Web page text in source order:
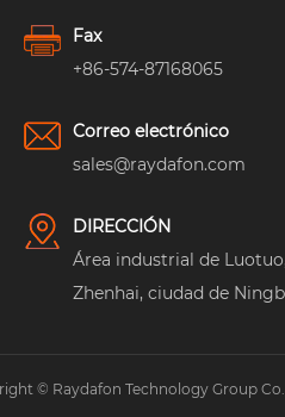
Fax
+86-574-87168065
Correo electrónico
sales@raydafon.com
DIRECCIÓN
Área industrial de
Zhenhai, ciudad de
© Raydafon Technology Group